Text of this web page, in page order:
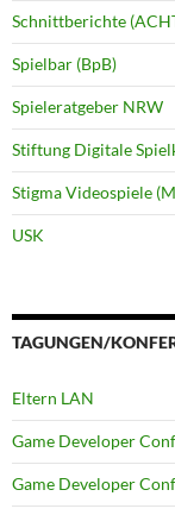
Schnittberichte
Spielbar (BpB)
Spieleratgeber NRW
Stiftung Digitale
Stigma Videospiele
USK
TAGUNGEN/
Eltern LAN
Game Developer
Game Developer